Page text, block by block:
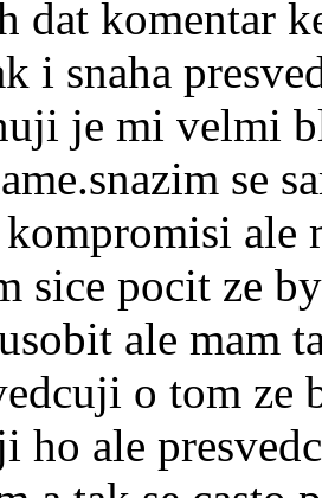
dat komentar
i snaha
je mi velmi
se
kompromisi ale
sice pocit ze
ale mam
o tom ze
ho ale